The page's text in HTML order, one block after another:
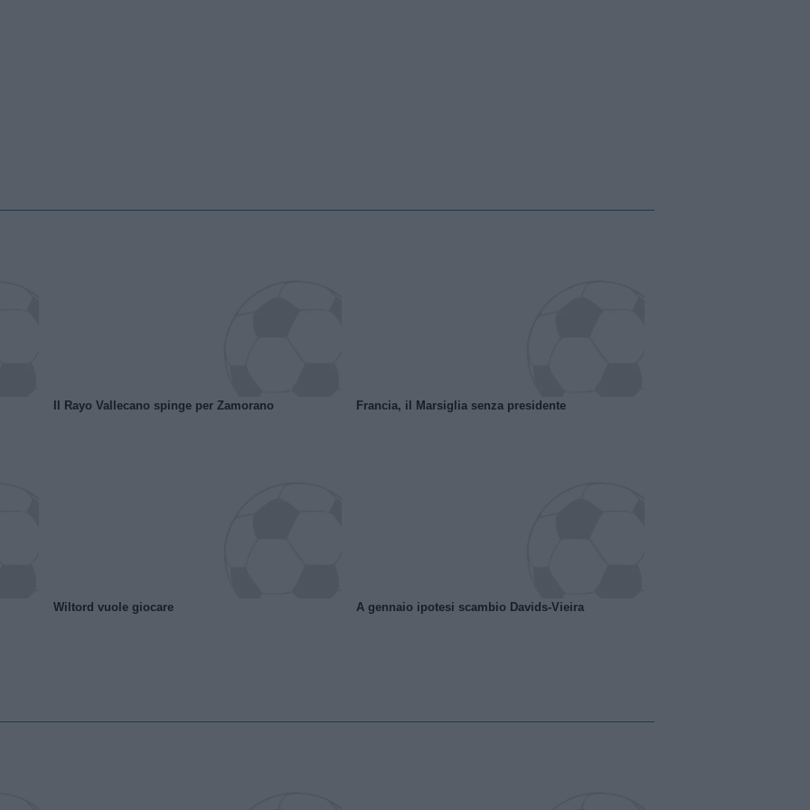
Il Rayo Vallecano spinge per Zamorano Francia, il Marsiglia senza presidente
Wiltord vuole giocare A gennaio ipotesi scambio Davids-Vieira